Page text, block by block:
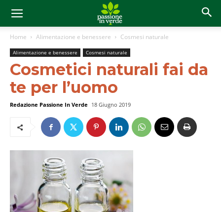
Home Alimentazione e benessere Cosmesi naturale
Alimentazione e benessere Cosmesi naturale
Cosmetici naturali fai da
te per l’uomo
Redazione Passione In Verde 18 Giugno 2019